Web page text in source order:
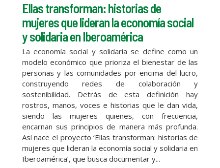
Ellas transforman: historias de
mujeres que lideran la economía social
y solidaria en Iberoamérica
La economía social y solidaria se define como un
modelo económico que prioriza el bienestar de las
personas y las comunidades por encima del lucro,
construyendo redes de colaboración y
sostenibilidad. Detrás de esta definición hay
rostros, manos, voces e historias que le dan vida,
siendo las mujeres quienes, con frecuencia,
encarnan sus principios de manera más profunda.
Así nace el proyecto ‘Ellas transforman: historias de
mujeres que lideran la economía social y solidaria en
Iberoamérica’, que busca documentar y...